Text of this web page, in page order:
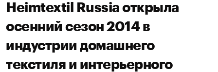
Heimtextil Russia открыла
осенний сезон 2014 в
индустрии домашнего
текстиля и интерьерного